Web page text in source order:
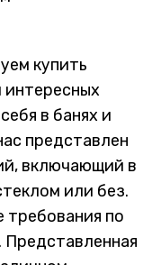
купить
в банях и
представлен
включающий в
или без.
требования по